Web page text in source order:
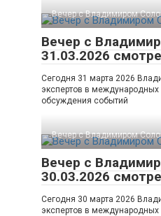
Вечер с Владимиром
Вечер с
31.03.2026
Сегодня 31 марта 2026
экспертов в
обсуждения событий
Вечер с Владимиром
Вечер с
30.03.2026
Сегодня 30 марта 2026
экспертов в